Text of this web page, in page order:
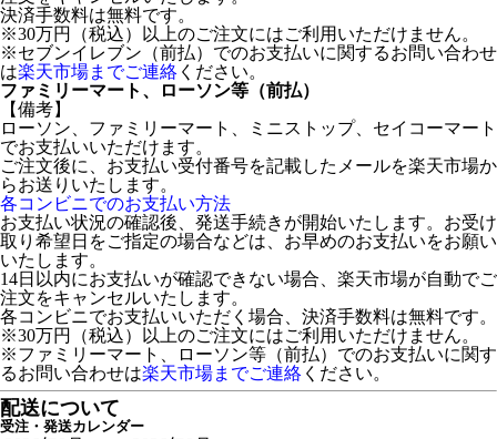
決済手数料は無料です。
※30万円（税込）以上のご注文にはご利用いただけません。
※セブンイレブン（前払）でのお支払いに関するお問い合わせ
は楽天市場までご連絡 ください。
ファミリーマート、ローソン等（前払）
【備考】
ローソン、ファミリーマート、ミニストップ、セイコーマート
でお支払いいただけます。
ご注文後に、お支払い受付番号を記載したメールを楽天市場か
らお送りいたします。
各コンビニでのお支払い方法
お支払い状況の確認後、発送手続きが開始いたします。お受け
取り希望日をご指定の場合などは、お早めのお支払いをお願い
いたします。
14日以内にお支払いが確認できない場合、楽天市場が自動でご
注文をキャンセルいたします。
各コンビニでお支払いいただく場合、決済手数料は無料です。
※30万円（税込）以上のご注文にはご利用いただけません。
※ファミリーマート、ローソン等（前払）でのお支払いに関す
るお問い合わせは楽天市場までご連絡 ください。
配送について
受注・発送カレンダー